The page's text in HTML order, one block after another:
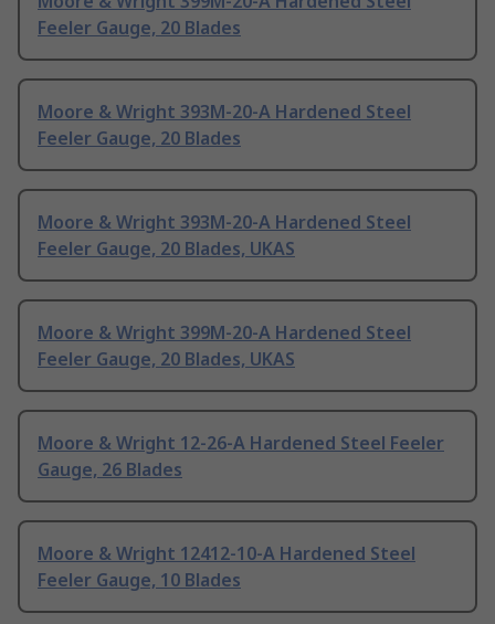
Feeler Gauge, 20 Blades
Moore & Wright 393M-20-A Hardened Steel
Feeler Gauge, 20 Blades
Moore & Wright 393M-20-A Hardened Steel
Feeler Gauge, 20 Blades, UKAS
Moore & Wright 399M-20-A Hardened Steel
Feeler Gauge, 20 Blades, UKAS
Moore & Wright 12-26-A Hardened Steel Feeler
Gauge, 26 Blades
Moore & Wright 12412-10-A Hardened Steel
Feeler Gauge, 10 Blades